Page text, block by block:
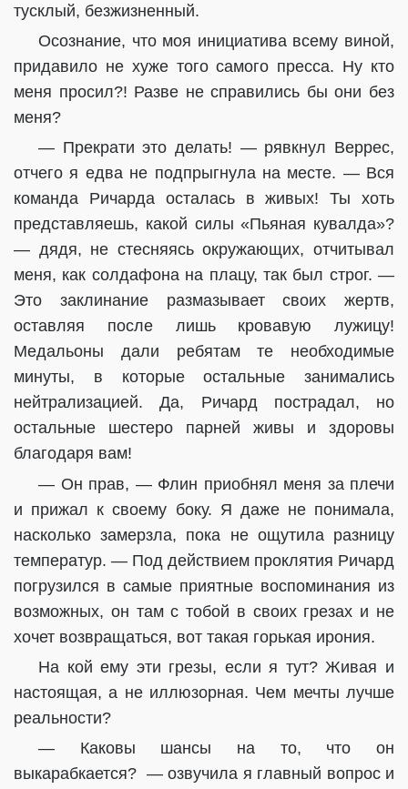
тусклый, безжизненный.
Осознание, что моя инициатива всему виной,
придавило не хуже того самого пресса. Ну кто
меня просил?! Разве не справились бы они без
меня?
— Прекрати это делать! — рявкнул Веррес,
отчего я едва не подпрыгнула на месте. — Вся
команда Ричарда осталась в живых! Ты хоть
представляешь, какой силы «Пьяная кувалда»?
— дядя, не стесняясь окружающих, отчитывал
меня, как солдафона на плацу, так был строг. —
Это заклинание размазывает своих жертв,
оставляя после лишь кровавую лужицу!
Медальоны дали ребятам те необходимые
минуты, в которые остальные занимались
нейтрализацией. Да, Ричард пострадал, но
остальные шестеро парней живы и здоровы
благодаря вам!
— Он прав, — Флин приобнял меня за плечи
и прижал к своему боку. Я даже не понимала,
насколько замерзла, пока не ощутила разницу
температур. — Под действием проклятия Ричард
погрузился в самые приятные воспоминания из
возможных, он там с тобой в своих грезах и не
хочет возвращаться, вот такая горькая ирония.
На кой ему эти грезы, если я тут? Живая и
настоящая, а не иллюзорная. Чем мечты лучше
реальности?
— Каковы шансы на то, что он
выкарабкается? — озвучила я главный вопрос и